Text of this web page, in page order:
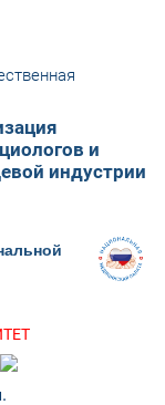
и
индустрии